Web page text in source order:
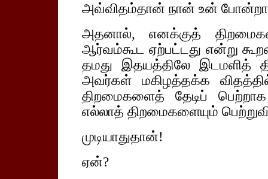
அவ்விதம்தான் நான் உன்
அதனால், எனக்குத்
ஆர்வம்கூட ஏற்பட்டது என்று
தமது இதயத்திலே இடமளித்
அவர்கள் மகிழத்தக்க
திறமைகளைத் தேடிப்
எல்லாத் திறமைகளையும்
முடியாதுதான்!
ஏன்?